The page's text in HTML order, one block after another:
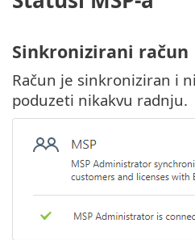
Sinkronizirani račun
Račun je sinkroniziran i
poduzeti nikakvu radnju.